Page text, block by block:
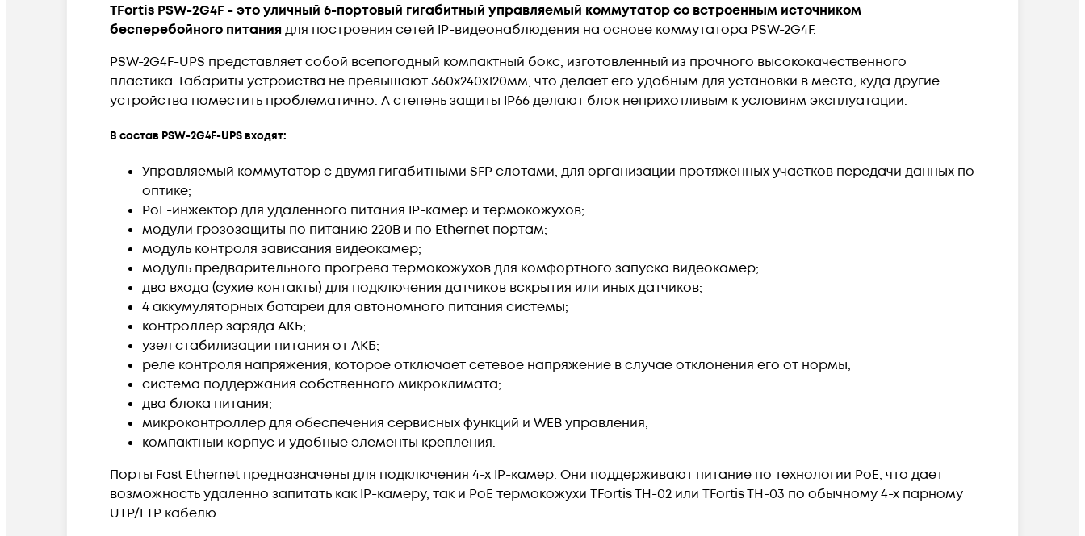
TFortis PSW-2G4F - это уличный 6-портовый гигабитный управляемый коммутатор со встроенным источником
бесперебойного питаниядля построения сетей IP-видеонаблюдения на основе коммутатора PSW-2G4F.
PSW-2G4F-UPS представляет собой всепогодный компактный бокс, изготовленный из прочного высококачественного
пластика. Габариты устройства не превышают 360х240х120мм, что делает его удобным для установки в места, куда другие
устройства поместить проблематично. А степень защиты IP66 делают блок неприхотливым к условиям эксплуатации.
В состав PSW-2G4F-UPS входят:
Управляемый коммутатор с двумя гигабитными SFP слотами, для организации протяженных участков передачи данных по
оптике;
PoE-инжектор для удаленного питания IP-камер и термокожухов;
модули грозозащиты по питанию 220В и по Ethernet портам;
модуль контроля зависания видеокамер;
модуль предварительного прогрева термокожухов для комфортного запуска видеокамер;
два входа (сухие контакты) для подключения датчиков вскрытия или иных датчиков;
4 аккумуляторных батареи для автономного питания системы;
контроллер заряда АКБ;
узел стабилизации питания от АКБ;
реле контроля напряжения, которое отключает сетевое напряжение в случае отклонения его от нормы;
система поддержания собственного микроклимата;
два блока питания;
микроконтроллер для обеспечения сервисных функций и WEB управления;
компактный корпус и удобные элементы крепления.
Порты Fast Ethernet предназначены для подключения 4-х IP-камер. Они поддерживают питание по технологии PoE, что дает
возможность удаленно запитать как IP-камеру, так и PoE термокожухи TFortis TH-02 или TFortis TH-03 по обычному 4-х парному
UTP/FTP кабелю.